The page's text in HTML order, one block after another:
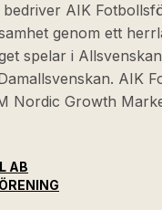
AIK
genom ett
spelar i
AIK
Nordic Growth
AB